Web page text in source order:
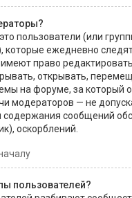
пользователи (или
которые ежедневно
право
открывать,
на форуме, за который
модераторов — не
содержания сообщений
оскорблений.
пользователей?